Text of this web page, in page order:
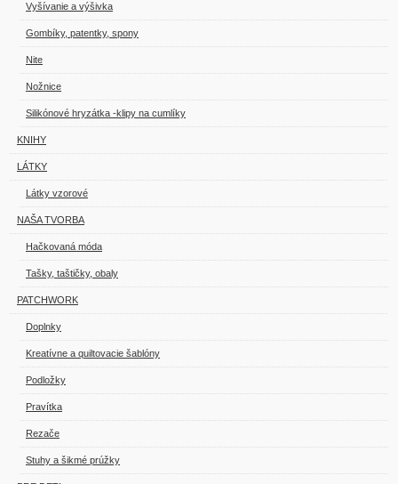
Vyšívanie a výšivka
Gombíky, patentky, spony
Nite
Nožnice
Silikónové hryzátka -klipy na cumlíky
KNIHY
LÁTKY
Látky vzorové
NAŠA TVORBA
Hačkovaná móda
Tašky, taštičky, obaly
PATCHWORK
Doplnky
Kreatívne a quiltovacie šablóny
Podložky
Pravítka
Rezače
Stuhy a šikmé prúžky